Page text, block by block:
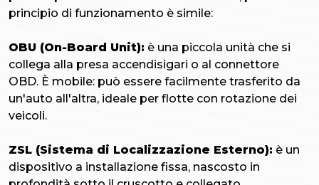
principio di funzionamento è simile:
OBU (On-Board Unit): è una piccola unità che si
collega alla presa accendisigari o al connettore
OBD. È mobile: può essere facilmente trasferito da
un'auto all'altra, ideale per flotte con rotazione dei
veicoli.
ZSL (Sistema di Localizzazione Esterno): è un
dispositivo a installazione fissa, nascosto in